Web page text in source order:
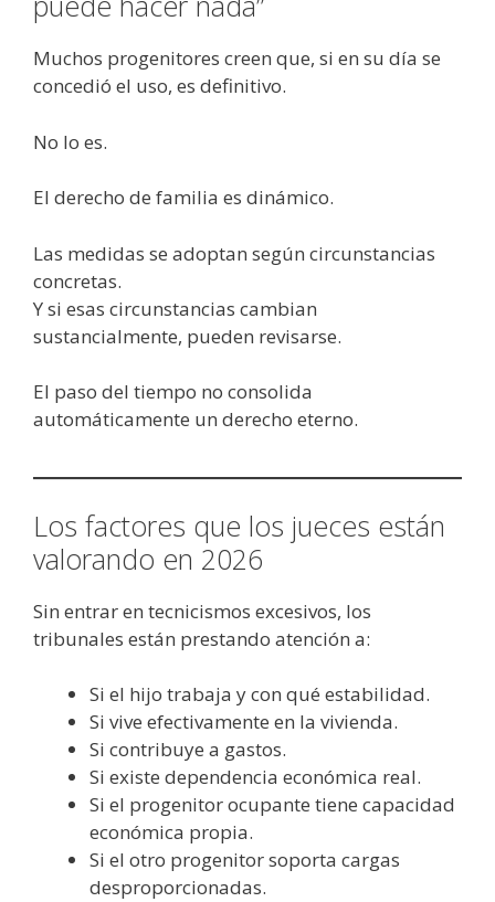
Muchos progenitores creen que, si en su día se
concedió el uso, es definitivo.
No lo es.
El derecho de familia es dinámico.
Las medidas se adoptan según circunstancias
concretas.
Y si esas circunstancias cambian
sustancialmente, pueden revisarse.
El paso del tiempo no consolida
automáticamente un derecho eterno.
Los factores que los jueces están
valorando en 2026
Sin entrar en tecnicismos excesivos, los
tribunales están prestando atención a:
Si el hijo trabaja y con qué estabilidad.
Si vive efectivamente en la vivienda.
Si contribuye a gastos.
Si existe dependencia económica real.
Si el progenitor ocupante tiene capacidad
económica propia.
Si el otro progenitor soporta cargas
desproporcionadas.